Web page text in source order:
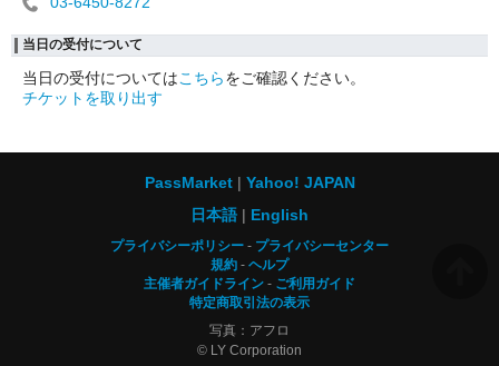
当日の受付について
当日の受付についてはこちらをご確認ください。
チケットを取り出す
PassMarket
Yahoo! JAPAN
日本語
English
プライバシーポリシー
プライバシーセンター
規約
ヘルプ
主催者ガイドライン
ご利用ガイド
特定商取引法の表示
写真：アフロ
© LY Corporation